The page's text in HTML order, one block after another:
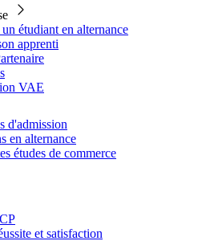
étudiant en alternance
apprenti
VAE
d'admission
en alternance
études de commerce
et satisfaction